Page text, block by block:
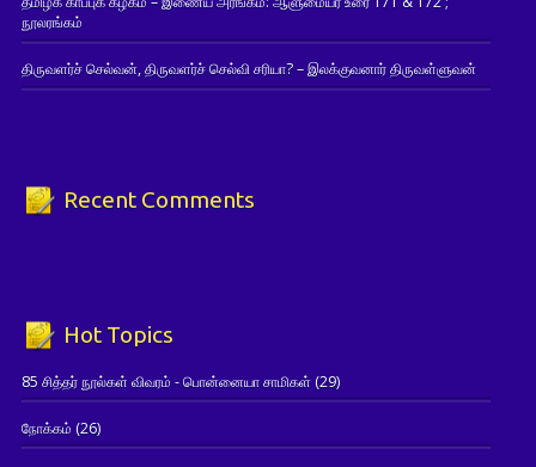
நூலரங்கம்
திருவளர்ச் செல்வன், திருவளர்ச் செல்வி சரியா? – இலக்குவனார் திருவள்ளுவன்
Recent Comments
Hot Topics
85 சித்தர் நூல்கள் விவரம் - பொன்னையா சாமிகள் (29)
நோக்கம் (26)